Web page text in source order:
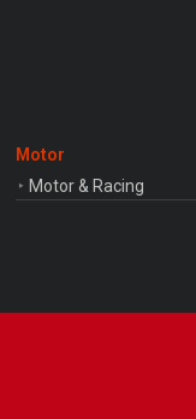
Motor
Motor & Racing